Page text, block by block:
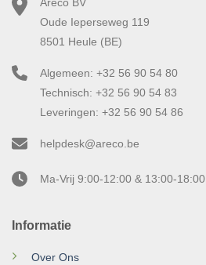
Informatie
Over Ons
Oude Ieperseweg 119
8501 Heule (BE)
Algemeen: +32 56 90 54 80
Technisch: +32 56 90 54 83
Leveringen: +32 56 90 54 86
helpdesk@areco.be
Ma-Vrij 9:00-12:00 & 13:00-18:00